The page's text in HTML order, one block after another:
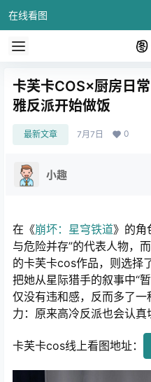
在线看图
卡芙卡COS×厨房日
雅反派开始做饭
最新文章 7月7日 0
小趣
在《崩坏：星穹铁道》的角
与危险并存”的代表人物，
的卡芙卡cos作品，则选
把她从星际猎手的叙事中“
仅没有违和感，反而多了
力：原来高冷反派也会认真
卡芙卡cos线上看图地址：